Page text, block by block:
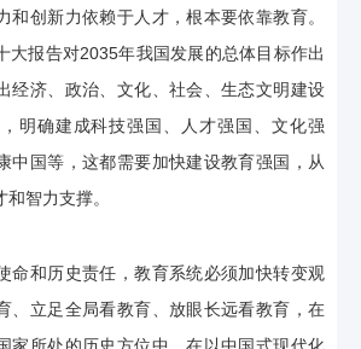
和创新力依赖于人才，根本要依靠教育。
大报告对2035年我国发展的总体目标作出
经济、政治、文化、社会、生态文明建设
明确建成科技强国、人才强国、文化强
中国等，这都需要加快建设教育强国，从
智力支撑。
和历史责任，教育系统必须加快转变观
、立足全局看教育、放眼长远看教育，在